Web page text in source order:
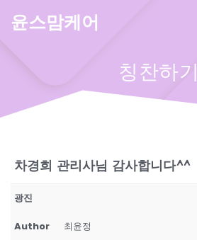
윤스맘케어
칭찬하기
차경희 관리사님 감사합니다^^
광진
Author 최윤정